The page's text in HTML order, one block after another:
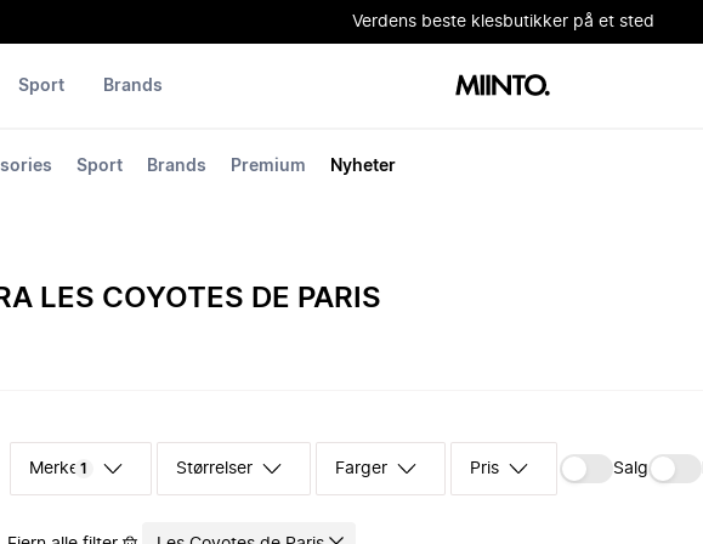
Verdens beste klesbutikker på et sted
Sport Brands Premium Nyheter
Sport Brands
LES COYOTES DE PARIS
Merke 1 Størrelser Farger Pris Salg